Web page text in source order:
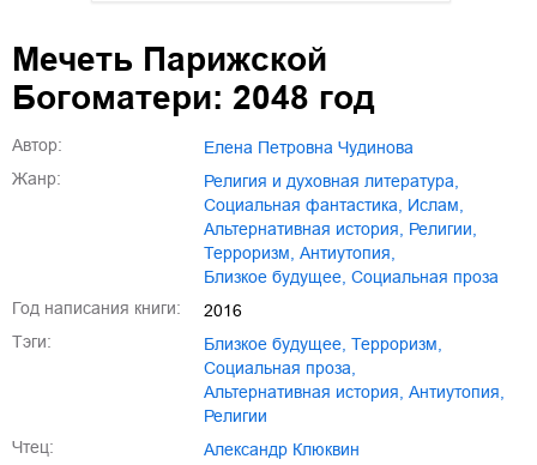
02.mp3
03.mp3
Мечеть Парижской
Богоматери: 2048 год
Автор:
Елена Петровна Чудинова
Жанр:
религия и духовная литература,
социальная фантастика, ислам,
альтернативная история, религии,
терроризм, антиутопия,
близкое будущее,
социальная проза
Год написания книги:
2016
Тэги:
близкое будущее, терроризм,
социальная проза,
альтернативная история, антиутопия,
религии
Чтец:
Александр Клюквин